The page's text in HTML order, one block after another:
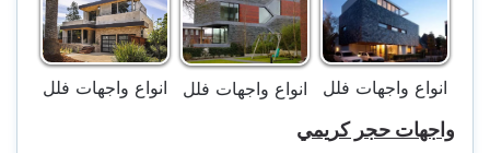
انواع واجهات فلل انواع واجهات فلل انواع واجهات فلل
واجهات حجر كريمي